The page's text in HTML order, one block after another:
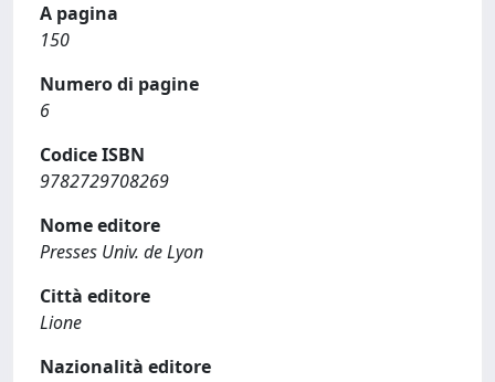
A pagina
150
Numero di pagine
6
Codice ISBN
9782729708269
Nome editore
Presses Univ. de Lyon
Città editore
Lione
Nazionalità editore